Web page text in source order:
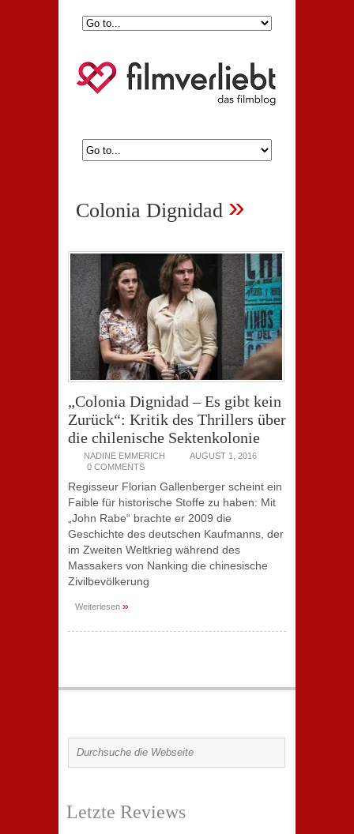
Colonia Dignidad »
„Colonia Dignidad – Es gibt kein
Zurück“: Kritik des Thrillers über
die chilenische Sektenkolonie
NADINE EMMERICH
AUGUST 1, 2016
0 COMMENTS
Regisseur Florian Gallenberger scheint ein
Faible für historische Stoffe zu haben: Mit
„John Rabe“ brachte er 2009 die
Geschichte des deutschen Kaufmanns, der
im Zweiten Weltkrieg während des
Massakers von Nanking die chinesische
Zivilbevölkerung
Weiterlesen »
Letzte Reviews